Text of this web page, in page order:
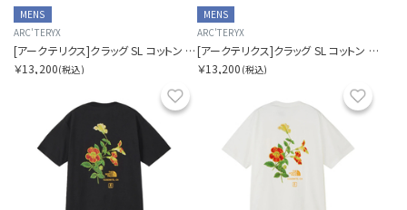
MENS
ARC'TERYX
[アークテリクス]クラッグ SL コットン ブラード バード ショートスリーブ メンズ
￥13,200(税込)
MENS
ARC'TERYX
[アークテリクス]クラッグ SL コットン ブラード バード ショートスリーブ メンズ
￥13,200 (税込)
お気に入り